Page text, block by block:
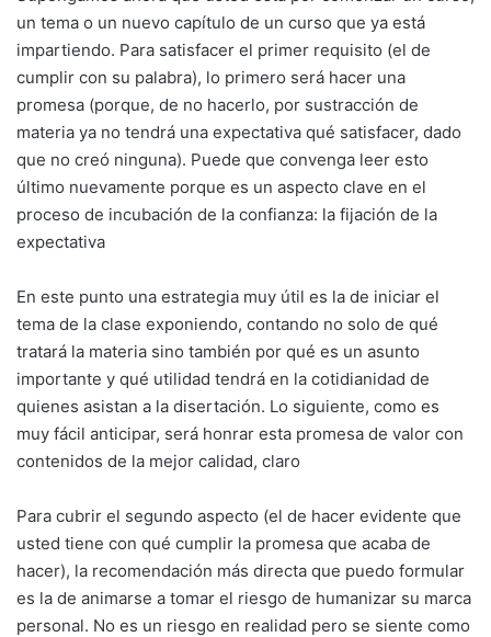
un tema o un nuevo capítulo de un curso que ya está
impartiendo. Para satisfacer el primer requisito (el de
cumplir con su palabra), lo primero será hacer una
promesa (porque, de no hacerlo, por sustracción de
materia ya no tendrá una expectativa qué satisfacer, dado
que no creó ninguna). Puede que convenga leer esto
último nuevamente porque es un aspecto clave en el
proceso de incubación de la confianza: la fijación de la
expectativa
En este punto una estrategia muy útil es la de iniciar el
tema de la clase exponiendo, contando no solo de qué
tratará la materia sino también por qué es un asunto
importante y qué utilidad tendrá en la cotidianidad de
quienes asistan a la disertación. Lo siguiente, como es
muy fácil anticipar, será honrar esta promesa de valor con
contenidos de la mejor calidad, claro
Para cubrir el segundo aspecto (el de hacer evidente que
usted tiene con qué cumplir la promesa que acaba de
hacer), la recomendación más directa que puedo formular
es la de animarse a tomar el riesgo de humanizar su marca
personal. No es un riesgo en realidad pero se siente como